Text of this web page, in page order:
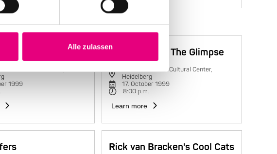
Alle zulassen
Trio
1999
Trilok Gurtu & The Glimpse
Karlstorbahnhof Cultural Center,
Heidelberg
17. October 1999
8:00 p.m.
Learn more
Rick van Bracken's Cool Cats